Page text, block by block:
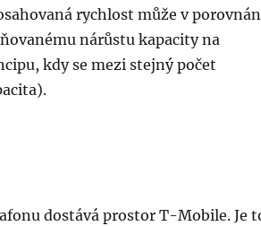
rychlost může v
nárůstu kapacity na
kdy se mezi stejný počet
dostává prostor T-Mobile. Je